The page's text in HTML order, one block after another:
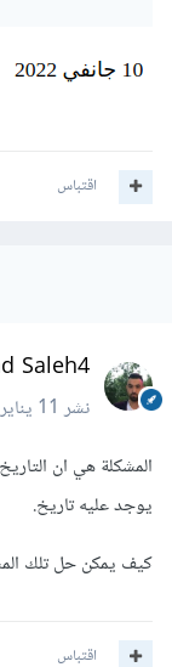
اقتباس
Saleh4
نشر11 يناير 2022
المشكلة هي ان
يوجد عليه تاريخ.
كيف يمكن حل تلك
اقتباس